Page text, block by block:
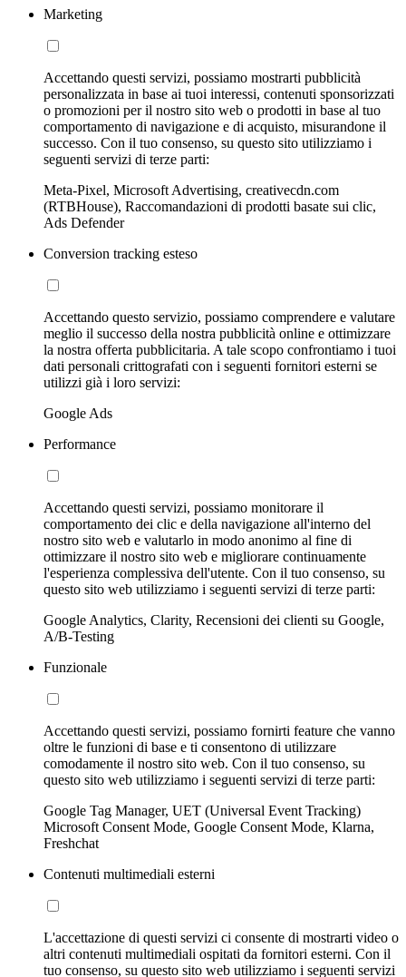
Marketing
Accettando questi servizi, possiamo mostrarti pubblicità
personalizzata in base ai tuoi interessi, contenuti sponsorizzati
o promozioni per il nostro sito web o prodotti in base al tuo
comportamento di navigazione e di acquisto, misurandone il
successo. Con il tuo consenso, su questo sito utilizziamo i
seguenti servizi di terze parti:
Meta-Pixel, Microsoft Advertising, creativecdn.com
(RTBHouse), Raccomandazioni di prodotti basate sui clic,
Ads Defender
Conversion tracking esteso
Accettando questo servizio, possiamo comprendere e valutare
meglio il successo della nostra pubblicità online e ottimizzare
la nostra offerta pubblicitaria. A tale scopo confrontiamo i tuoi
dati personali crittografati con i seguenti fornitori esterni se
utilizzi già i loro servizi:
Google Ads
Performance
Accettando questi servizi, possiamo monitorare il
comportamento dei clic e della navigazione all'interno del
nostro sito web e valutarlo in modo anonimo al fine di
ottimizzare il nostro sito web e migliorare continuamente
l'esperienza complessiva dell'utente. Con il tuo consenso, su
questo sito web utilizziamo i seguenti servizi di terze parti:
Google Analytics, Clarity, Recensioni dei clienti su Google,
A/B-Testing
Funzionale
Accettando questi servizi, possiamo fornirti feature che vanno
oltre le funzioni di base e ti consentono di utilizzare
comodamente il nostro sito web. Con il tuo consenso, su
questo sito web utilizziamo i seguenti servizi di terze parti:
Google Tag Manager, UET (Universal Event Tracking)
Microsoft Consent Mode, Google Consent Mode, Klarna,
Freshchat
Contenuti multimediali esterni
L'accettazione di questi servizi ci consente di mostrarti video o
altri contenuti multimediali ospitati da fornitori esterni. Con il
tuo consenso, su questo sito web utilizziamo i seguenti servizi